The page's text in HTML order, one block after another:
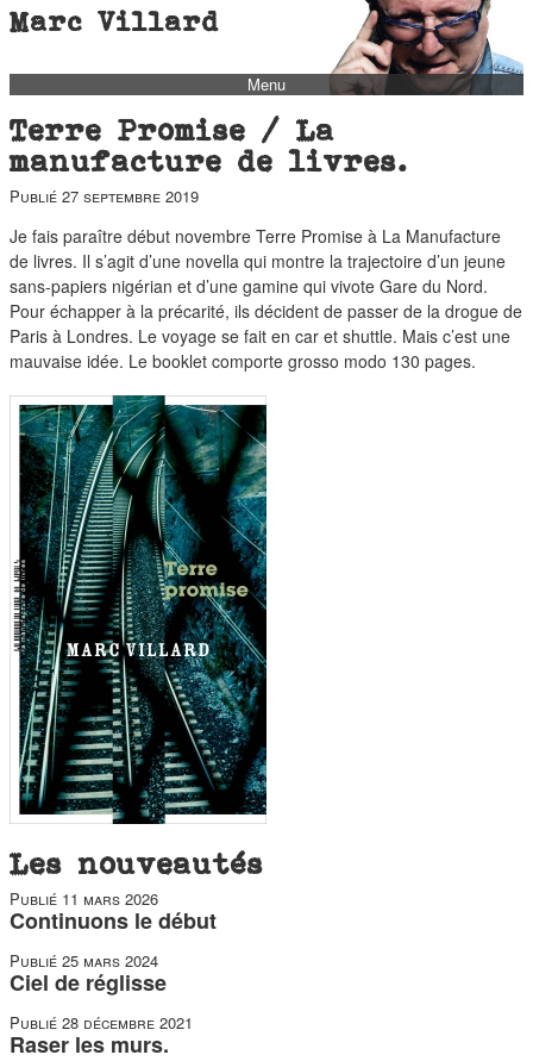
Marc Villard
Menu
bio
biblio
barbès
music
autofiction
interviews
famille
blog
short stories
duos
Terre Promise / La
manufacture de livres.
Publié 27 septembre 2019
Je fais paraître début novembre Terre Promise à La Manufacture
de livres. Il s’agit d’une novella qui montre la trajectoire d’un jeune
sans-papiers nigérian et d’une gamine qui vivote Gare du Nord.
Pour échapper à la précarité, ils décident de passer de la drogue de
Paris à Londres. Le voyage se fait en car et shuttle. Mais c’est une
mauvaise idée. Le booklet comporte grosso modo 130 pages.
Les nouveautés
Publié 11 mars 2026
Continuons le début
Publié 25 mars 2024
Ciel de réglisse
Publié 28 décembre 2021
Raser les murs.